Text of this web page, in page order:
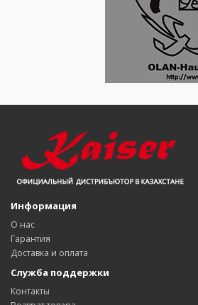
Информация
О нас
Гарантия
Доставка и оплата
Служба поддержки
Контакты